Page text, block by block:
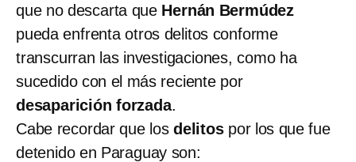
que no descarta que Hernán Bermúdez
pueda enfrenta otros delitos conforme
transcurran las investigaciones, como ha
sucedido con el más reciente por
desaparición forzada.
Cabe recordar que los delitospor los que fue
detenido en Paraguay son: